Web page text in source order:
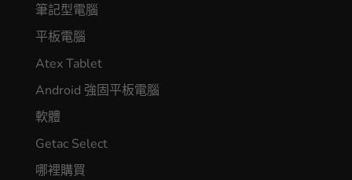
筆記型電腦
平板電腦
Atex Tablet
Android 強固平板電腦
軟體
Getac Select
哪裡購買